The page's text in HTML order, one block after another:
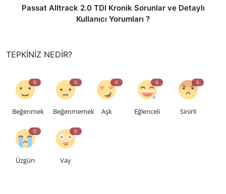
Passat Alltrack 2.0 TDI Kronik Sorunlar ve Detaylı
Kullanıcı Yorumları ?
TEPKINIZ NEDIR?
0
Beğenmek
0
Beğenmemek
0
Aşk
0
Eğlenceli
0
Sinirli
0
Üzgün
0
Vay